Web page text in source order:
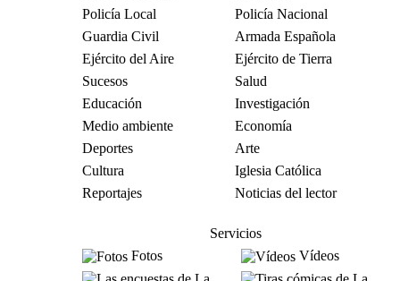
Policía Local
Policía Nacional
Guardia Civil
Armada Española
Ejército del Aire
Ejército de Tierra
Sucesos
Salud
Educación
Investigación
Medio ambiente
Economía
Deportes
Arte
Cultura
Iglesia Católica
Reportajes
Noticias del lector
Servicios
Fotos
Vídeos